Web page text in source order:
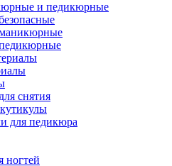
и педикюрные
снятия
для педикюра